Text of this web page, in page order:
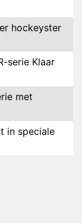
hockeyster
serie Klaar
met
in speciale